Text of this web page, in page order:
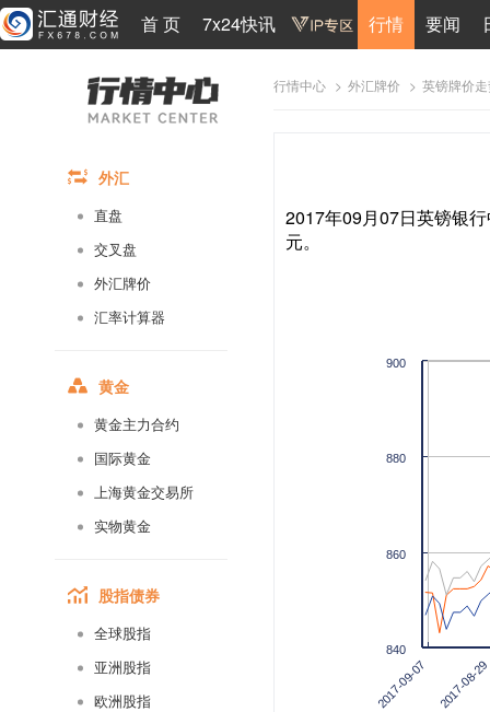
首 页 7x24快讯 行情 要闻
外汇
直盘
交叉盘
外汇牌价
汇率计算器
黄金
黄金主力合约
国际黄金
上海黄金交易所
实物黄金
股指债券
全球股指
亚洲股指
欧洲股指
行情中心 > 外汇牌价 > 英镑牌价
2017年09月07日英镑银
元。
2017-09-07 2017-08-29
840
860
880
900